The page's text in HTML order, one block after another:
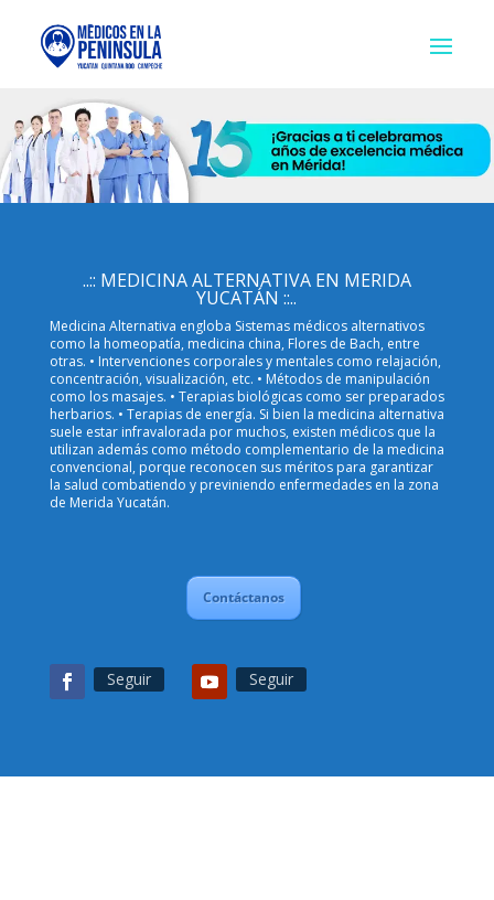
..:: MEDICINA ALTERNATIVA EN MERIDA
YUCATÁN ::..
Medicina Alternativa engloba Sistemas médicos alternativos
como la homeopatía, medicina china, Flores de Bach, entre
otras. • Intervenciones corporales y mentales como relajación,
concentración, visualización, etc. • Métodos de manipulación
como los masajes. • Terapias biológicas como ser preparados
herbarios. • Terapias de energía. Si bien la medicina alternativa
suele estar infravalorada por muchos, existen médicos que la
utilizan además como método complementario de la medicina
convencional, porque reconocen sus méritos para garantizar
la salud combatiendo y previniendo enfermedades en la zona
de Merida Yucatán.
Contáctanos
Seguir Seguir